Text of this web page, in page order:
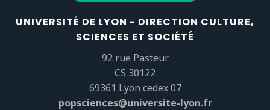
UNIVERSITÉ DE LYON - DIRECTION CULTURE,
SCIENCES ET SOCIÉTÉ
92 rue Pasteur
CS 30122
69361 Lyon cedex 07
popsciences@universite-lyon.fr